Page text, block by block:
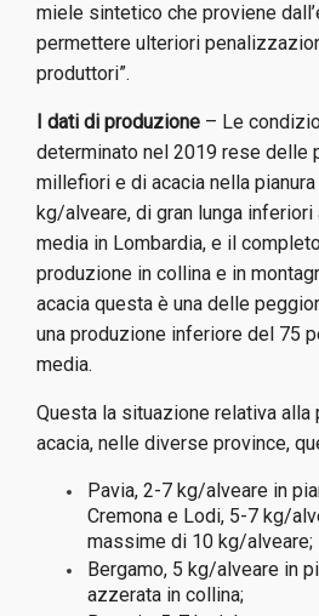
miele sintetico che proviene
permettere ulteriori
produttori”.
I dati di produzione – Le
determinato nel 2019 rese delle
millefiori e di acacia nella
kg/alveare, di gran lunga
media in Lombardia, e il
produzione in collina e in
acacia questa è una delle
una produzione inferiore del 75
media.
Questa la situazione relativa
acacia, nelle diverse province,
Pavia, 2-7 kg/alveare in
Cremona e Lodi, 5-7 kg/
massime di 10 kg/alveare;
Bergamo, 5 kg/alveare in
azzerata in collina;